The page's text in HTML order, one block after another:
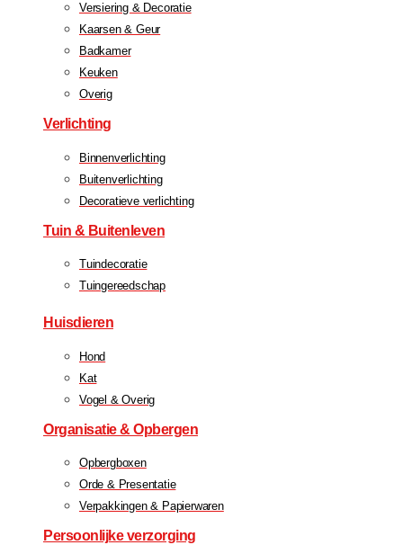
Versiering & Decoratie
Kaarsen & Geur
Badkamer
Keuken
Overig
Verlichting
Binnenverlichting
Buitenverlichting
Decoratieve verlichting
Tuin & Buitenleven
Tuindecoratie
Tuingereedschap
Huisdieren
Hond
Kat
Vogel & Overig
Organisatie & Opbergen
Opbergboxen
Orde & Presentatie
Verpakkingen & Papierwaren
Persoonlijke verzorging